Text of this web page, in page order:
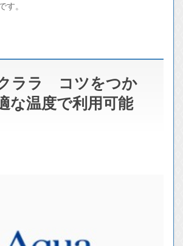
す。
ララ コツをつか
な温度で利用可能